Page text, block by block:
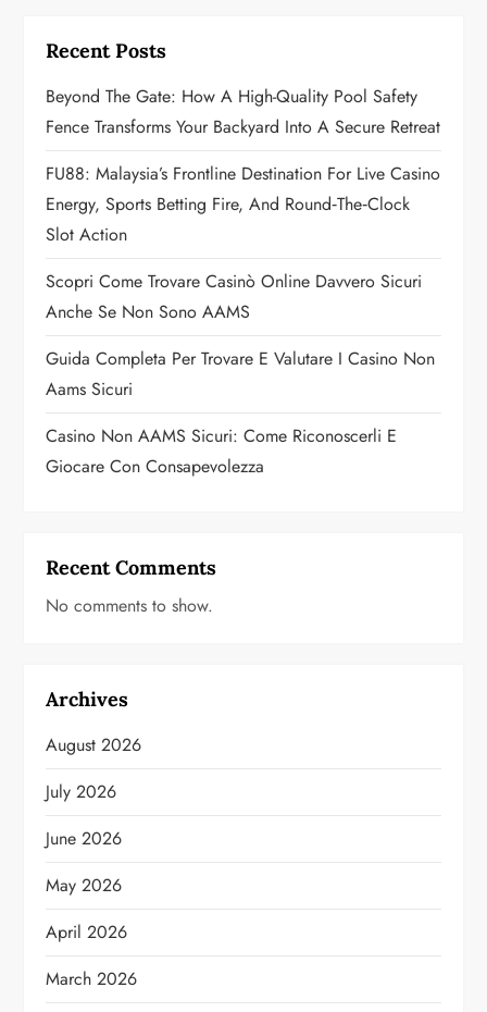
g
a
t
i
o
n
Recent Posts
Beyond The Gate: How A High-Quality Pool Safety
Fence Transforms Your Backyard Into A Secure Retreat
FU88: Malaysia’s Frontline Destination For Live Casino
Energy, Sports Betting Fire, And Round‑the‑Clock
Slot Action
Scopri Come Trovare Casinò Online Davvero Sicuri
Anche Se Non Sono AAMS
Guida Completa Per Trovare E Valutare I Casino Non
Aams Sicuri
Casino Non AAMS Sicuri: Come Riconoscerli E
Giocare Con Consapevolezza
Recent Comments
No comments to show.
Archives
August 2026
July 2026
June 2026
May 2026
April 2026
March 2026